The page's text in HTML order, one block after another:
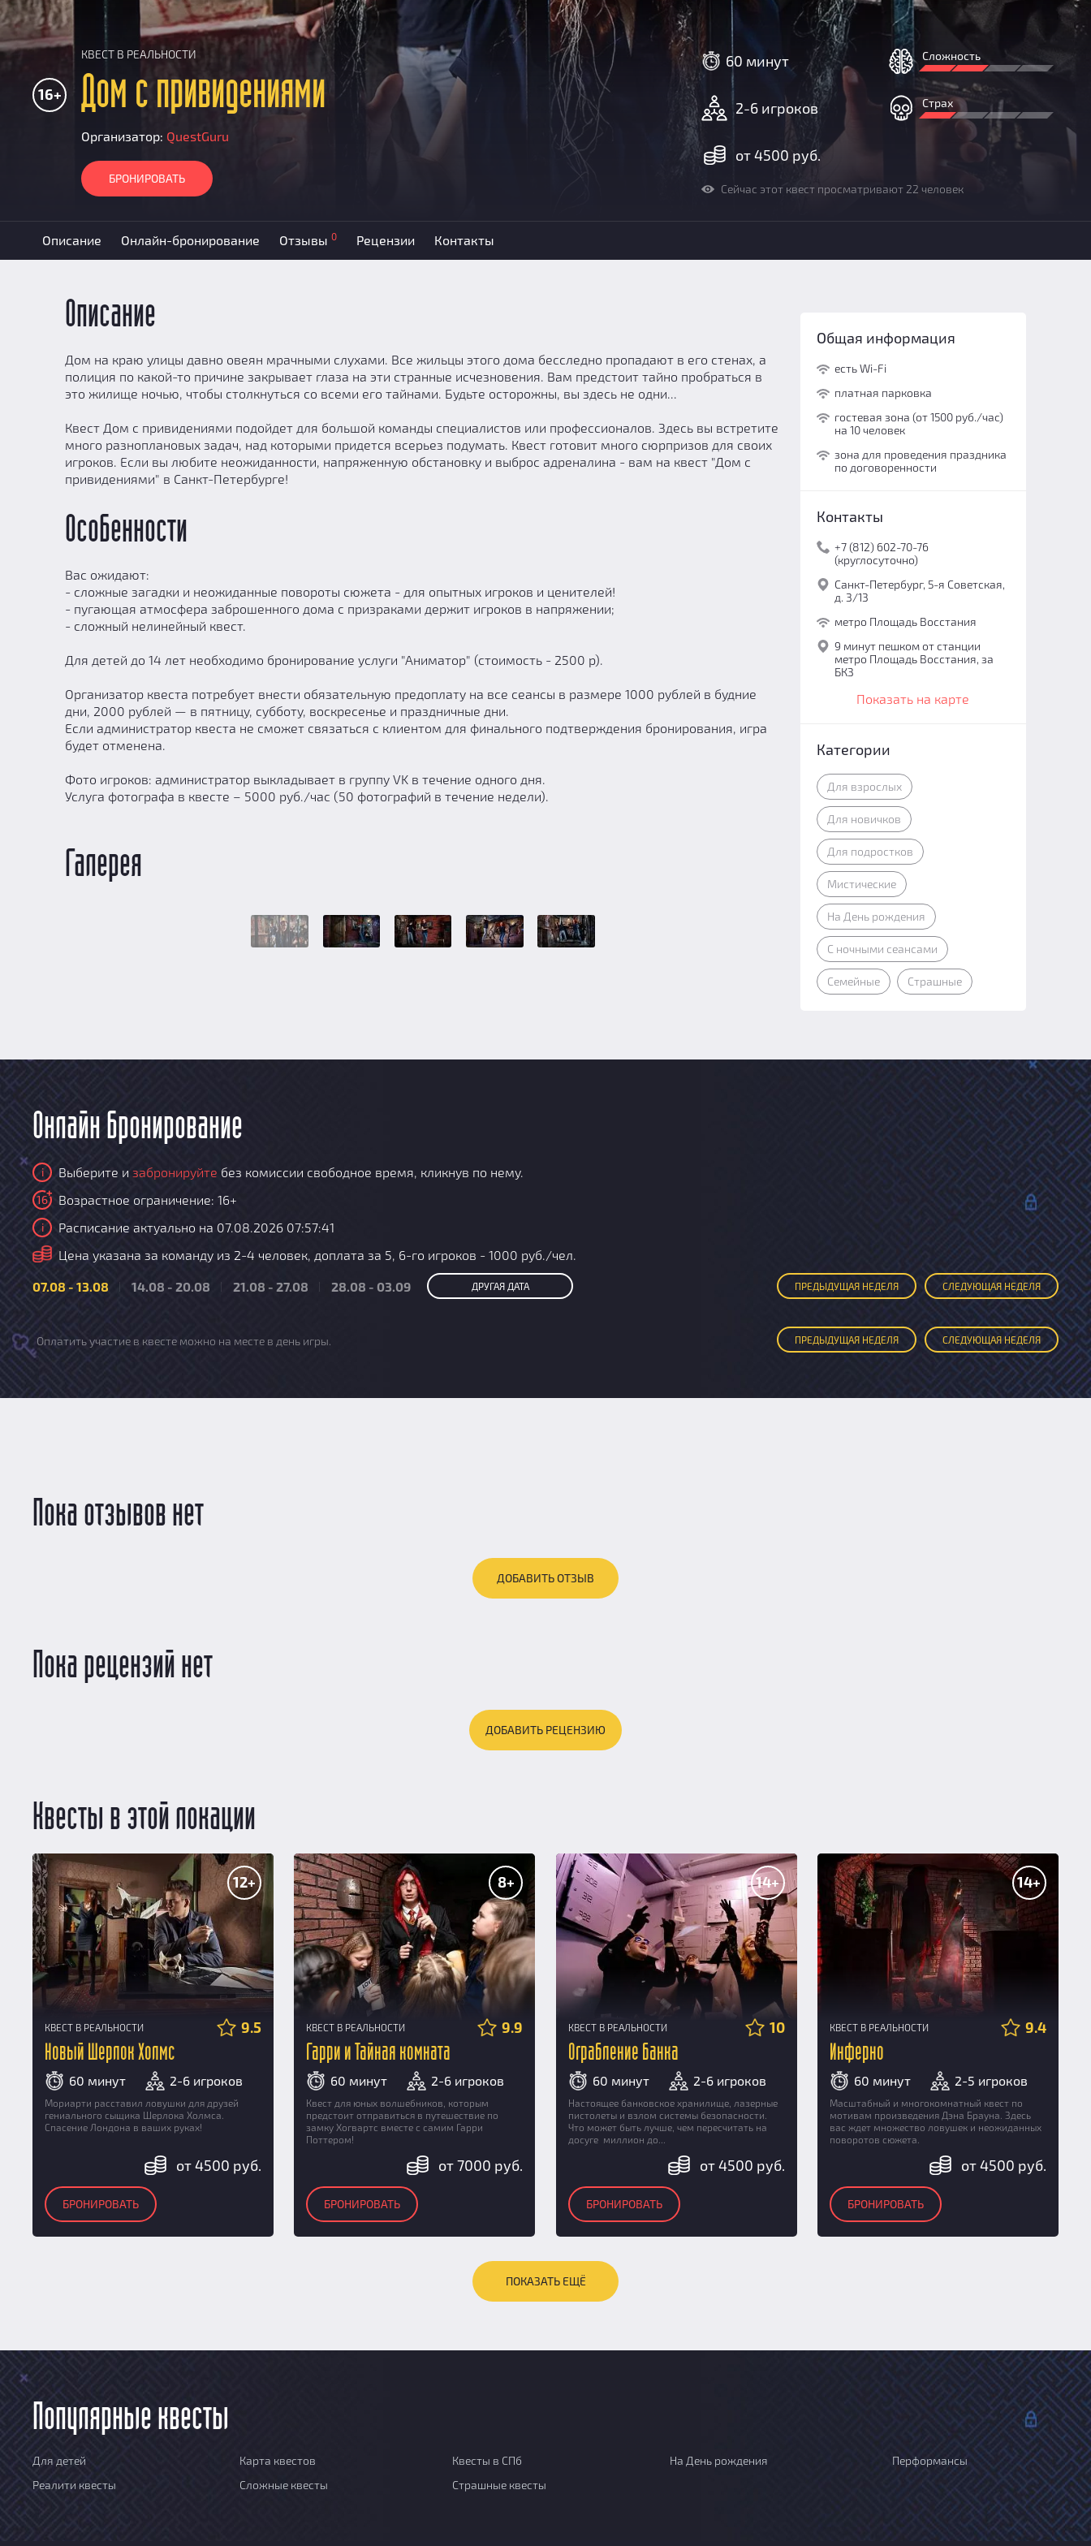
КВЕСТ В РЕАЛЬНОСТИ
Дом с привидениями
16+
Организатор: QuestGuru
БРОНИРОВАТЬ
60 минут
2-6 игроков
от 4500 руб.
Сложность
Страх
Сейчас этот квест просматривают 22 человек
Описание Онлайн-бронирование Отзывы 0 Рецензии Контакты
Описание
Дом на краю улицы давно овеян мрачными слухами. Все жильцы этого дома бесследно пропадают в его стенах, а
полиция по какой-то причине закрывает глаза на эти странные исчезновения. Вам предстоит тайно пробраться в
это жилище ночью, чтобы столкнуться со всеми его тайнами. Будьте осторожны, вы здесь не одни...
Квест Дом с привидениями подойдет для большой команды специалистов или профессионалов. Здесь вы встретите
много разноплановых задач, над которыми придется всерьез подумать. Квест готовит много сюрпризов для своих
игроков. Если вы любите неожиданности, напряженную обстановку и выброс адреналина - вам на квест "Дом с
привидениями" в Санкт-Петербурге!
Особенности
Вас ожидают:
- cложные загадки и неожиданные повороты сюжета - для опытных игроков и ценителей!
- пугающая атмосфера заброшенного дома с призраками держит игроков в напряжении;
- сложный нелинейный квест.
Для детей до 14 лет необходимо бронирование услуги "Аниматор" (стоимость - 2500 р).
Организатор квеста потребует внести обязательную предоплату на все сеансы в размере 1000 рублей в будние
дни, 2000 рублей — в пятницу, субботу, воскресенье и праздничные дни.
Если администратор квеста не сможет связаться с клиентом для финального подтверждения бронирования, игра
будет отменена.
Фото игроков: администратор выкладывает в группу VK в течение одного дня.
Услуга фотографа в квесте – 5000 руб./час (50 фотографий в течение недели).
Общая информация
есть Wi-Fi
платная парковка
гостевая зона (от 1500 руб./час)
на 10 человек
зона для проведения праздника
по договоренности
Контакты
+7 (812) 602-70-76
(круглосуточно)
Санкт-Петербург, 5-я Советская,
д. 3/13
метро Площадь Восстания
9 минут пешком от станции
метро Площадь Восстания, за
БКЗ
Показать на карте
Категории
Для взрослых
Для новичков
Для подростков
Мистические
На День рождения
С ночными сеансами
Семейные Страшные
Галерея
Онлайн бронирование
i Выберите и забронируйте без комиссии свободное время, кликнув по нему.
16 Возрастное ограничение: 16+
i Расписание актуально на 07.08.2026 07:57:41
i Цена указана за команду из 2-4 человек, доплата за 5, 6-го игроков - 1000 руб./чел.
07.08 - 13.08 14.08 - 20.08 21.08 - 27.08 28.08 - 03.09 ДРУГАЯ ДАТА ПРЕДЫДУЩАЯ НЕДЕЛЯ СЛЕДУЮЩАЯ НЕДЕЛЯ
ПРЕДЫДУЩАЯ НЕДЕЛЯ СЛЕДУЮЩАЯ НЕДЕЛЯ
Оплатить участие в квесте можно на месте в день игры.
Пока отзывов нет
ДОБАВИТЬ ОТЗЫВ
Пока рецензий нет
ДОБАВИТЬ РЕЦЕНЗИЮ
Квесты в этой локации
12+
КВЕСТ В РЕАЛЬНОСТИ 9.5
Новый Шерлок Холмс
60 минут 2-6 игроков
Мориарти расставил ловушки для друзей
гениального сыщика Шерлока Холмса.
Спасение Лондона в ваших руках!
от 4500 руб.
БРОНИРОВАТЬ
8+
КВЕСТ В РЕАЛЬНОСТИ 9.9
Гарри и Тайная комната
60 минут 2-6 игроков
Квест для юных волшебников, которым
предстоит отправиться в путешествие по
замку Хогвартс вместе с самим Гарри
Поттером!
от 7000 руб.
БРОНИРОВАТЬ
14+
КВЕСТ В РЕАЛЬНОСТИ 10
Ограбление банка
60 минут 2-6 игроков
Настоящее банковское хранилище, лазерные
пистолеты и взлом системы безопасности.
Что может быть лучше, чем пересчитать на
досуге миллион до...
от 4500 руб.
БРОНИРОВАТЬ
14+
КВЕСТ В РЕАЛЬНОСТИ 9.4
Инферно
60 минут 2-5 игроков
Масштабный и многокомнатный квест по
мотивам произведения Дэна Брауна. Здесь
вас ждет множество ловушек и неожиданных
поворотов сюжета.
от 4500 руб.
БРОНИРОВАТЬ
ПОКАЗАТЬ ЕЩЁ
Популярные квесты
Для детей Карта квестов Квесты в СПб На День рождения
Перформансы
Реалити квесты
Сложные квесты Страшные квесты